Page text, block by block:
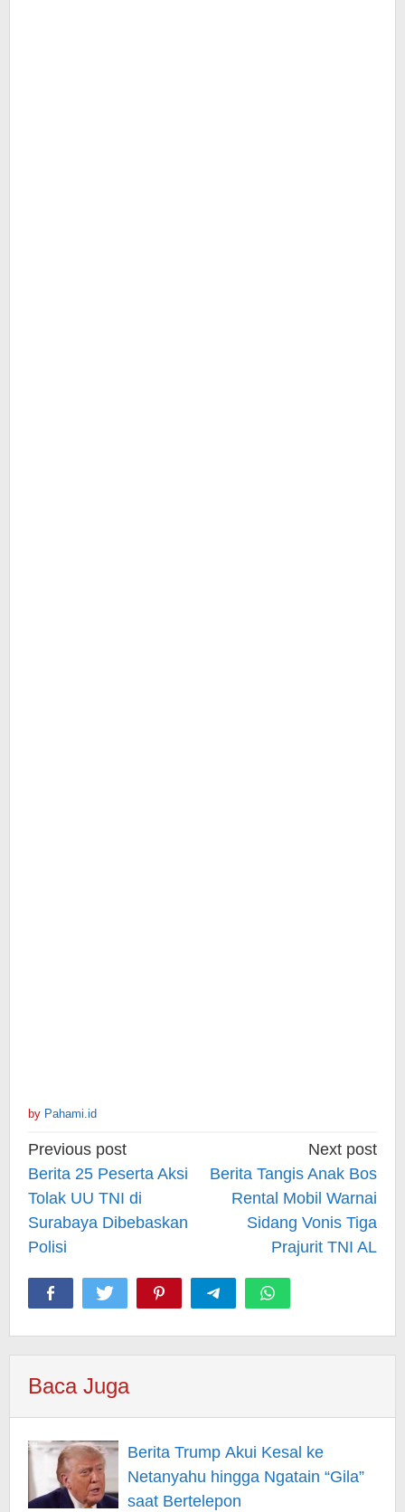
by Pahami.id
Post
navigation
Previous post
Berita 25 Peserta Aksi
Tolak UU TNI di
Surabaya Dibebaskan
Polisi
Next post
Berita Tangis Anak Bos
Rental Mobil Warnai
Sidang Vonis Tiga
Prajurit TNI AL
Baca Juga
Berita Trump Akui Kesal ke
Netanyahu hingga Ngatain “Gila”
saat Bertelepon